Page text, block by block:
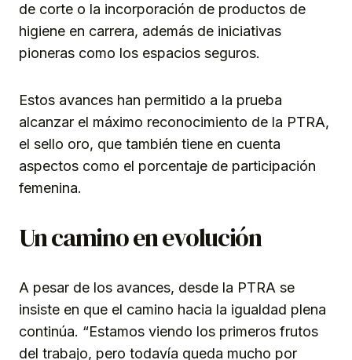
de corte o la incorporación de productos de
higiene en carrera, además de iniciativas
pioneras como los espacios seguros.
Estos avances han permitido a la prueba
alcanzar el máximo reconocimiento de la PTRA,
el sello oro, que también tiene en cuenta
aspectos como el porcentaje de participación
femenina.
Un camino en evolución
A pesar de los avances, desde la PTRA se
insiste en que el camino hacia la igualdad plena
continúa. “Estamos viendo los primeros frutos
del trabajo, pero todavía queda mucho por